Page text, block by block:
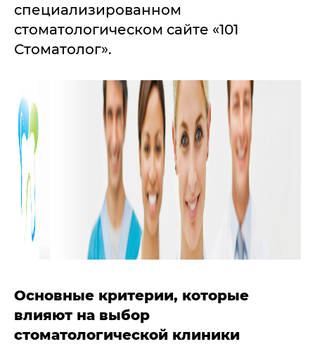
специализированном
стоматологическом сайте «101
Стоматолог».
Основные критерии, которые
влияют на выбор
стоматологической клиники